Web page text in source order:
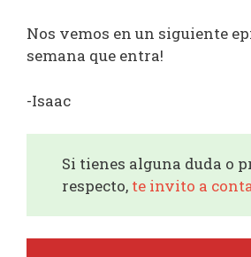
Nos vemos en un siguiente
semana que entra!
-Isaac
Si tienes alguna duda o
respecto, te invito a